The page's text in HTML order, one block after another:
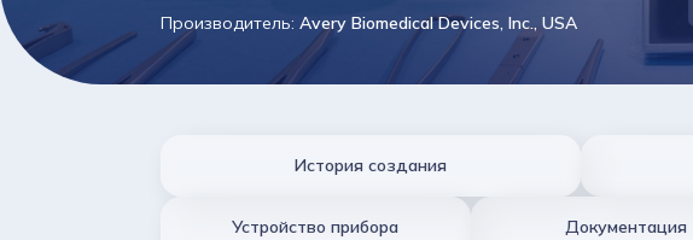
Производитель: Avery Biomedical Devices, Inc., USA
История создания
Устройство прибора Документация